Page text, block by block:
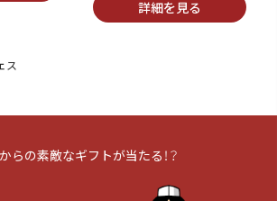
ス
らの素敵なギフトが当たる！？